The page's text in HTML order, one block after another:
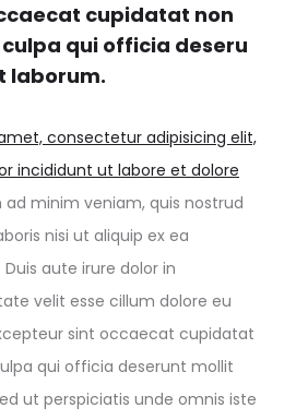
cupidatat non
qui officia deseru
laborum.
consectetur adipisicing elit,
incididunt ut labore et dolore
ad minim veniam, quis nostrud
nisi ut aliquip ex ea
aute irure dolor in
velit esse cillum dolore eu
sint occaecat cupidatat
qui officia deserunt mollit
ut perspiciatis unde omnis iste